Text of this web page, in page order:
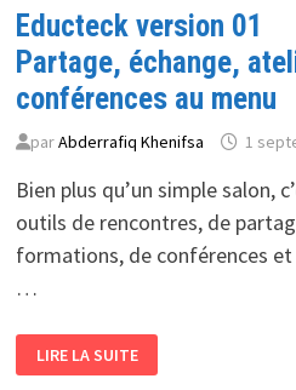
Educteck version 01
Partage, échange,
conférences au menu
parAbderrafiq Khenifsa 1
Bien plus qu’un simple salon,
outils de rencontres, de
formations, de conférences et
…
VERSION
01
LIRE LA SUITE